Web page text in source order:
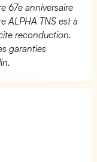
67e anniversaire
ALPHA TNS est à
reconduction.
garanties